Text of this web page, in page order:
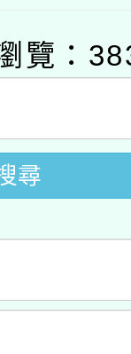
請許可
理「
節水達
星期六
系列
藝術
覽：
尋